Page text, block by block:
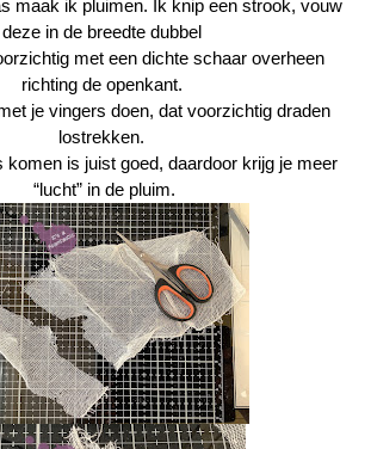
maak ik pluimen. Ik knip een strook, vouw
deze in de breedte dubbel
met een dichte schaar overheen
richting de openkant.
je vingers doen, dat voorzichtig draden
lostrekken.
komen is juist goed, daardoor krijg je meer
“lucht” in de pluim.